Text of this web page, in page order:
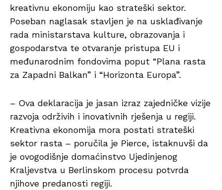
kreativnu ekonomiju kao strateški sektor.
Poseban naglasak stavljen je na usklađivanje
rada ministarstava kulture, obrazovanja i
gospodarstva te otvaranje pristupa EU i
međunarodnim fondovima poput “Plana rasta
za Zapadni Balkan” i “Horizonta Europa”.
– Ova deklaracija je jasan izraz zajedničke vizije
razvoja održivih i inovativnih rješenja u regiji.
Kreativna ekonomija mora postati strateški
sektor rasta – poručila je Pierce, istaknuvši da
je ovogodišnje domaćinstvo Ujedinjenog
Kraljevstva u Berlinskom procesu potvrda
njihove predanosti regiji.